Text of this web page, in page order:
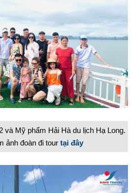
và Mỹ phẩm Hải Hà du lịch Hạ Long.
ảnh đoàn đi tour tại đây